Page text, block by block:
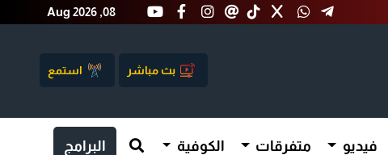
Aug 2026 ,08
بث مباشر استمع
فيديو متفرقات الكوفية البرامج